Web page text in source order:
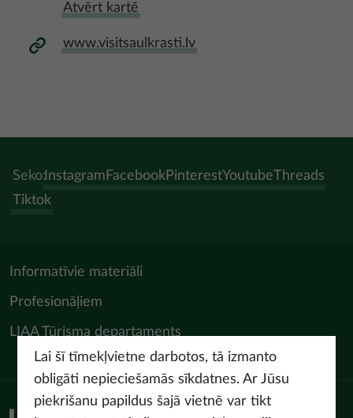
Atvērt kartē
www.visitsaulkrasti.lv
Seko:Instagram FacebookPinterestYoutubeThreads
Tiktok
Informatīvie materiāli
Profesionāļiem
LIAA Tūrisma departaments
Piekļūstamības paziņojums
Lai šī tīmekļvietne darbotos, tā izmanto
obligāti nepieciešamās sīkdatnes. Ar Jūsu
piekrišanu papildus šajā vietnē var tikt